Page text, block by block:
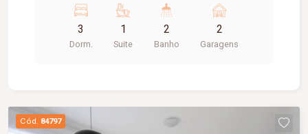
portão e porteiro eletrônicos, câmeras de
segurança e sistema de monitoramento,
proporcionando mais tranquilidade aos
quartos, sendo 02 com armários embutidos e 01
suíte com claraboia. Os banheiros social e da
3
Dorm.
1
Suite
2
Banho
2
Garagens
Cód. 84797